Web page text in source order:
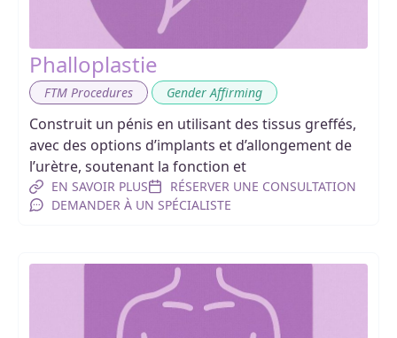
Phalloplastie
FTM Procedures Gender Affirming
Construit un pénis en utilisant des tissus greffés,
avec des options d’implants et d’allongement de
l’urètre, soutenant la fonction et
EN SAVOIR PLUS
RÉSERVER UNE CONSULTATION
DEMANDER À UN SPÉCIALISTE